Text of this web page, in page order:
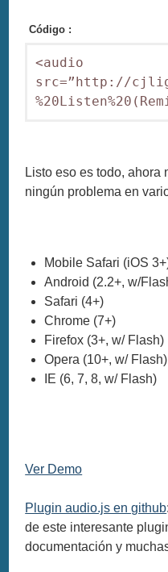
Código :
<audio
src=”http://
Listo eso es todo, ahora
ningún problema en
Mobile Safari (iOS
Android (2.2+, w/
Safari (4+)
Chrome (7+)
Firefox (3+, w/ Flash)
Opera (10+, w/ Flash)
IE (6, 7, 8, w/ Flash)
Ver Demo
Plugin audio.js en github
de este interesante
documentación y